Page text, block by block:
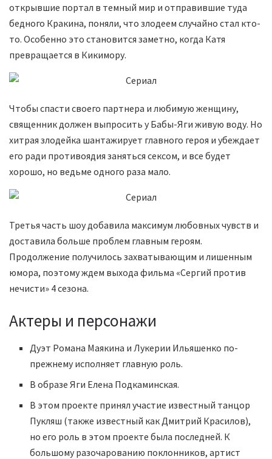
открывшие портал в темный мир и отправившие туда
бедного Кракина, поняли, что злодеем случайно стал кто-
то. Особенно это становится заметно, когда Катя
превращается в Кикимору.
Чтобы спасти своего партнера и любимую женщину,
священник должен выпросить у Бабы-Яги живую воду. Но
хитрая злодейка шантажирует главного героя и убеждает
его ради противоядия заняться сексом, и все будет
хорошо, но ведьме одного раза мало.
Третья часть шоу добавила максимум любовных чувств и
доставила больше проблем главным героям.
Продолжение получилось захватывающим и лишенным
юмора, поэтому ждем выхода фильма «Сергий против
нечисти» 4 сезона.
Актеры и персонажи
Дуэт Романа Маякина и Лукерии Ильяшенко по-
прежнему исполняет главную роль.
В образе Яги Елена Подкаминская.
В этом проекте принял участие известный танцор
Пукляш (также известный как Дмитрий Красилов),
но его роль в этом проекте была последней. К
большому разочарованию поклонников, артист